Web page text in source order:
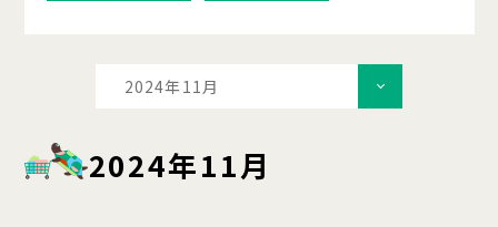
2024年11月
2024年11月